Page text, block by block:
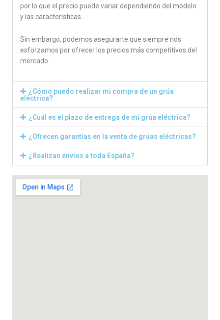
por lo que el precio puede variar dependiendo del modelo
y las características.
Sin embargo, podemos asegurarte que siempre nos
esforzamos por ofrecer los precios más competitivos del
mercado.
¿Cómo puedo realizar mi compra de un grúa
eléctrica?
¿Cuál es el plazo de entrega de mi grúa eléctrica?
¿Ofrecen garantías en la venta de grúas eléctricas?
¿Realizan envíos a toda España?